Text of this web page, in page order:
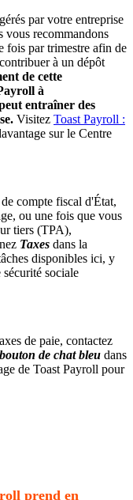
par votre entreprise
vous recommandons
fois par trimestre afin de
à un dépôt
de cette
à
entraîner des
Visitez Toast Payroll :
sur le Centre
compte fiscal d'État,
ou une fois que vous
tiers (TPA),
Taxes dans la
disponibles ici, y
sociale
de paie, contactez
bouton de chat bleu dans
de Toast Payroll pour
prend en